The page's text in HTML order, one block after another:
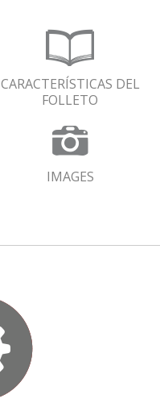
CARACTERÍSTICAS DEL
FOLLETO
IMAGES